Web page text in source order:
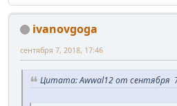
ivanovgoga
сентября 7, 2018, 17:46
Цитата: Awwal12 от сентября